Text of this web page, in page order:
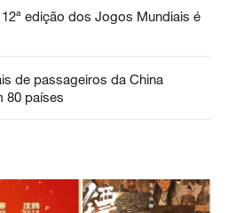
edição dos Jogos Mundiais é
de passageiros da China
80 países